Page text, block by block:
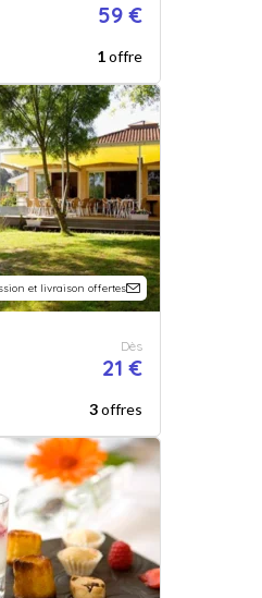
59 €
1offre
et livraison offertes
Dès
21 €
3offres